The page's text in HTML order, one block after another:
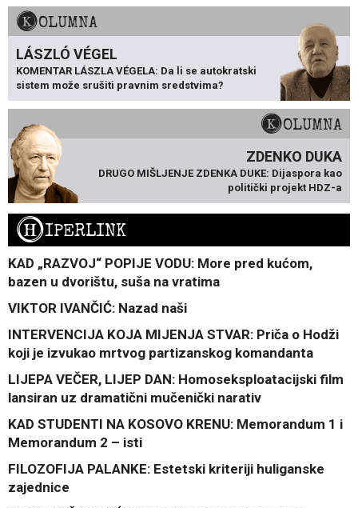
KOLUMNA
LÁSZLÓ VÉGEL
KOMENTAR LÁSZLA VÉGELA: Da li se autokratski
sistem može srušiti pravnim sredstvima?
KOLUMNA
ZDENKO DUKA
DRUGO MIŠLJENJE ZDENKA DUKE: Dijaspora kao
politički projekt HDZ-a
HIPERLINK
KAD „RAZVOJ“ POPIJE VODU: More pred kućom,
bazen u dvorištu, suša na vratima
VIKTOR IVANČIĆ: Nazad naši
INTERVENCIJA KOJA MIJENJA STVAR: Priča o Hodži
koji je izvukao mrtvog partizanskog komandanta
LIJEPA VEČER, LIJEP DAN: Homoseksploatacijski film
lansiran uz dramatični mučenički narativ
KAD STUDENTI NA KOSOVO KRENU: Memorandum 1 i
Memorandum 2 – isti
FILOZOFIJA PALANKE: Estetski kriteriji huliganske
zajednice